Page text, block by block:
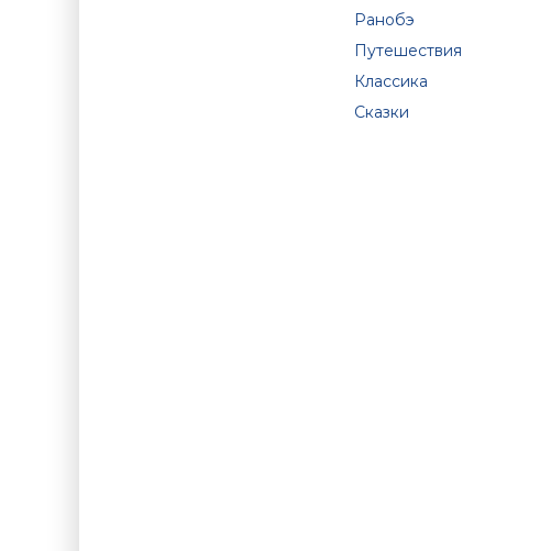
Ранобэ
Путешествия
Классика
Сказки